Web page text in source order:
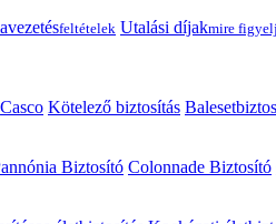
feltételek Utalási díjakmire figyelj
Casco Kötelező biztosítás
Biztosító Colonnade Biztosító